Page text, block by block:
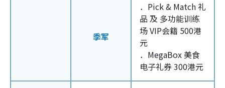
季军
．Pick & Match 礼
品 及 多功能训练
场 VIP会籍 500港
元
．MegaBox 美食
电子礼券 300港元